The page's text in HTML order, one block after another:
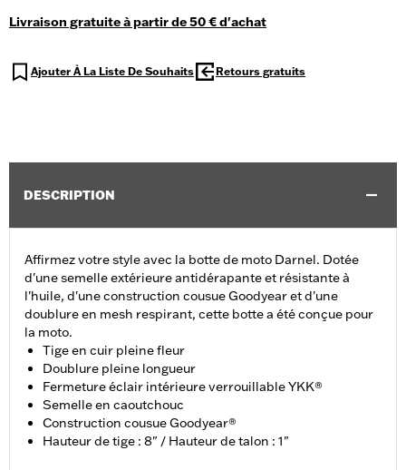
Livraison gratuite à partir de 50 € d'achat
Ajouter À La Liste De Souhaits Retours gratuits
DESCRIPTION
Affirmez votre style avec la botte de moto Darnel. Dotée
d'une semelle extérieure antidérapante et résistante à
l'huile, d'une construction cousue Goodyear et d'une
doublure en mesh respirant, cette botte a été conçue pour
la moto.
Tige en cuir pleine fleur
Doublure pleine longueur
Fermeture éclair intérieure verrouillable YKK®
Semelle en caoutchouc
Construction cousue Goodyear®
Hauteur de tige : 8" / Hauteur de talon : 1"